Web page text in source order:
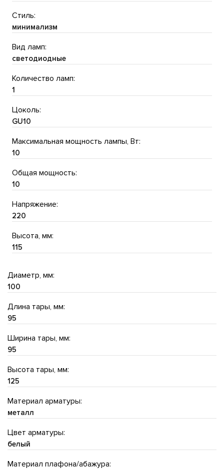
Стиль:
минимализм
Вид ламп:
светодиодные
Количество ламп:
1
Цоколь:
GU10
Максимальная мощность лампы, Вт:
10
Общая мощность:
10
Напряжение:
220
Высота, мм:
115
Диаметр, мм:
100
Длина тары, мм:
95
Ширина тары, мм:
95
Высота тары, мм:
125
Материал арматуры:
металл
Цвет арматуры:
белый
Материал плафона/абажура: